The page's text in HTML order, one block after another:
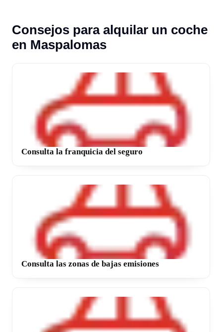
Consejos para alquilar un coche
en Maspalomas
Consulta la franquicia del seguro
Consulta las zonas de bajas emisiones